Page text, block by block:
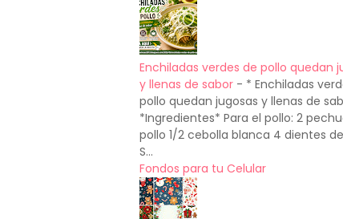
Enchiladas verdes de pollo quedan
y llenas de sabor - * Enchiladas
pollo quedan jugosas y llenas de
*Ingredientes* Para el pollo: 2
pollo 1/2 cebolla blanca 4 dientes
S...
Fondos para tu Celular